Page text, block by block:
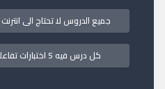
جميع الدروس لا تحتاج الى
كل درس فيه 5 اختبارات تفاعلية لتحسين اللفظ والنطق